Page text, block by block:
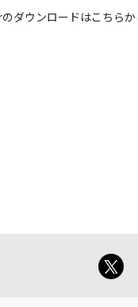
号などは、現在のも
いる取扱説明書の内容
は異なる場合がござ
ウンロードはこちらか